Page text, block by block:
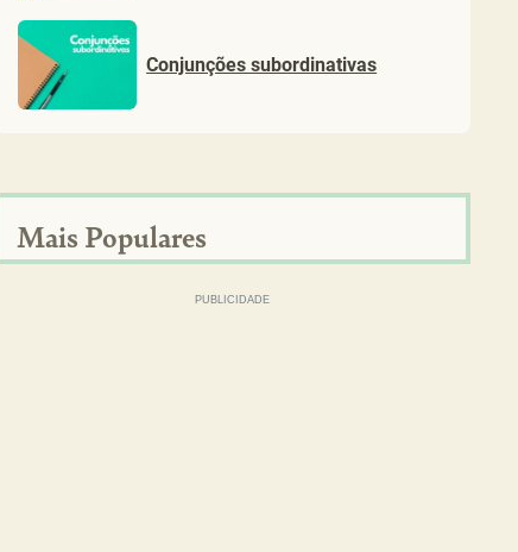
Conjunções subordinativas
Mais Populares